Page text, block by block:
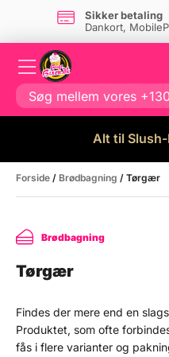
Super kundeservice
Kontakt osher
Alt til Slush-
Forside / Brødbagning / Tørgær
Brødbagning
Tørgær
Findes der mere end en
Produktet, som ofte
fås i flere varianter og